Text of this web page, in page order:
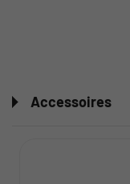
Accessoires